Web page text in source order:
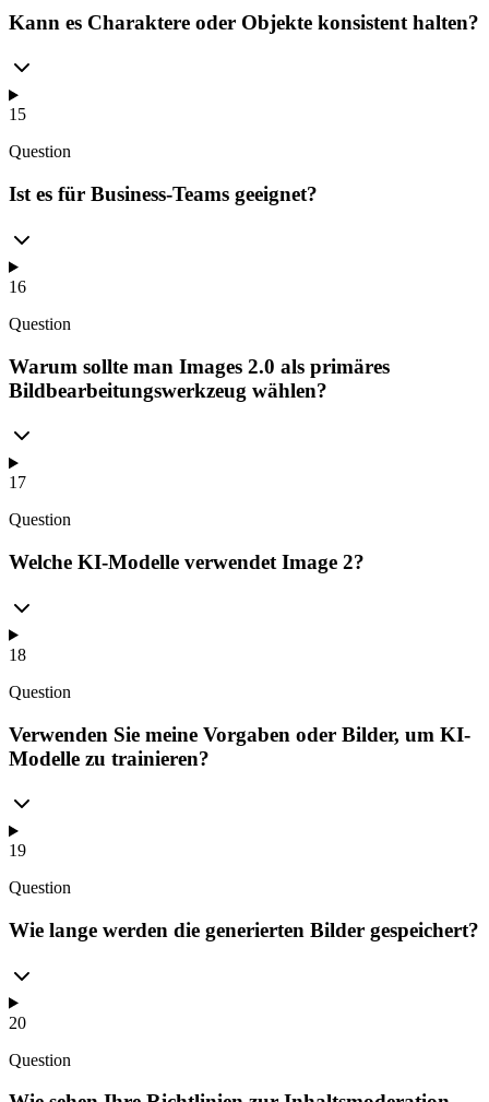
Kann es Charaktere oder Objekte konsistent halten?
15
Question
Ist es für Business-Teams geeignet?
16
Question
Warum sollte man Images 2.0 als primäres
Bildbearbeitungswerkzeug wählen?
17
Question
Welche KI-Modelle verwendet Image 2?
18
Question
Verwenden Sie meine Vorgaben oder Bilder, um KI-
Modelle zu trainieren?
19
Question
Wie lange werden die generierten Bilder gespeichert?
20
Question